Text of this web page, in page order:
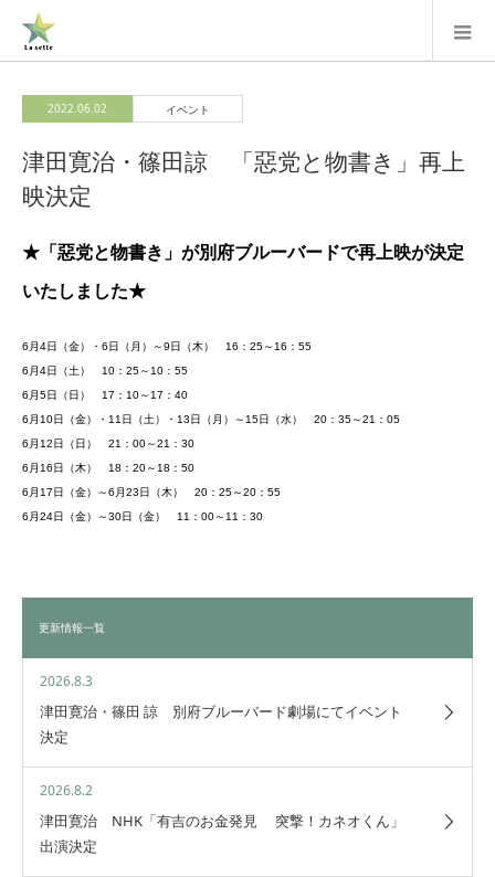
2022.06.02 イベント
津田寛治・篠田諒 「惡党と物書き」再上
映決定
★「惡党と物書き」が別府ブルーバードで再上映が決定
いたしました★
6月4日（金）・6日（月）～9日（木） 16：25～16：55
6月4日（土） 10：25～10：55
6月5日（日） 17：10～17：40
6月10日（金）・11日（土）・13日（月）～15日（水） 20：35～21：05
6月12日（日） 21：00～21：30
6月16日（木） 18：20～18：50
6月17日（金）～6月23日（木） 20：25～20：55
6月24日（金）～30日（金） 11：00～11：30
更新情報一覧
2026.8.3
津田寛治・篠田 諒 別府ブルーバード劇場にてイベント
決定
2026.8.2
津田寛治 NHK「有吉のお金発見 突撃！カネオくん」
出演決定